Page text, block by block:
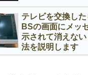
テレビを交換し
BSの画面にメッ
示されて消えな
法を説明します